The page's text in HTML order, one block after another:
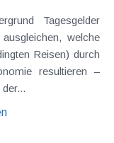
welche
Reisen) durch
resultieren –